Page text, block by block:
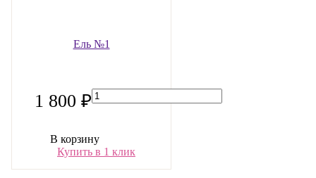
Ель №1
1 800 ₽
В корзину
Купить в 1 клик